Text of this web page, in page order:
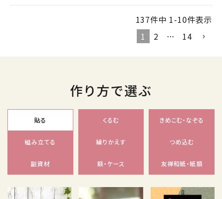
137件中 1-10件表示
1
2 … 14
作り方で選ぶ
貼る くるむ きめこむ・なぞる
組み立てる 繰りかえす つめ込む
副資材 額・ケース 友禅和紙・紙類